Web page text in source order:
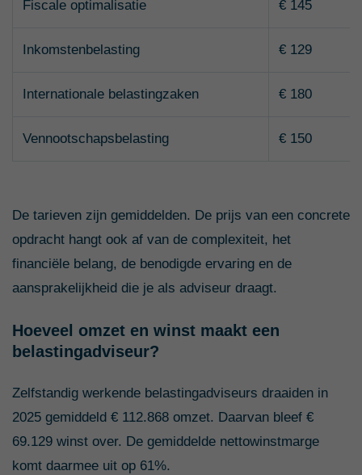
Fiscale optimalisatie € 145
Inkomstenbelasting € 129
Internationale belastingzaken € 180
Vennootschapsbelasting € 150
De tarieven zijn gemiddelden. De prijs van een concrete
opdracht hangt ook af van de complexiteit, het
financiële belang, de benodigde ervaring en de
aansprakelijkheid die je als adviseur draagt.
Hoeveel omzet en winst maakt een
belastingadviseur?
Zelfstandig werkende belastingadviseurs draaiden in
2025 gemiddeld € 112.868 omzet. Daarvan bleef €
69.129 winst over. De gemiddelde nettowinstmarge
komt daarmee uit op 61%.